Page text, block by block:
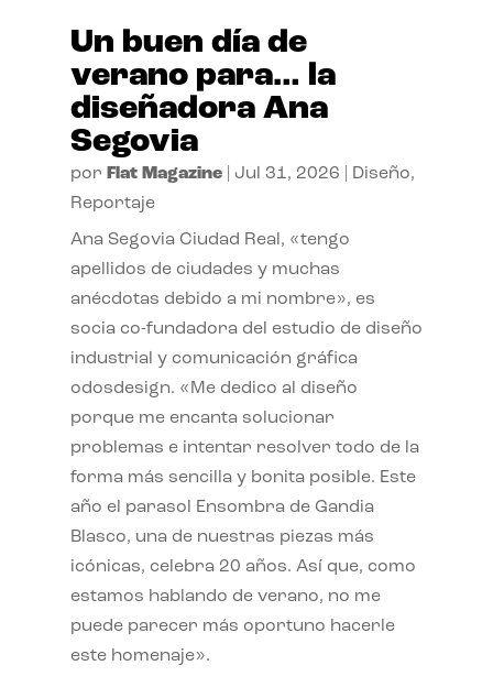
Un buen día de
verano para… la
diseñadora Ana
Segovia
por Flat Magazine| Jul 31, 2026 Diseño,
Reportaje
Ana Segovia Ciudad Real, «tengo
apellidos de ciudades y muchas
anécdotas debido a mi nombre», es
socia co-fundadora del estudio de diseño
industrial y comunicación gráfica
odosdesign. «Me dedico al diseño
porque me encanta solucionar
problemas e intentar resolver todo de la
forma más sencilla y bonita posible. Este
año el parasol Ensombra de Gandia
Blasco, una de nuestras piezas más
icónicas, celebra 20 años. Así que, como
estamos hablando de verano, no me
puede parecer más oportuno hacerle
este homenaje».